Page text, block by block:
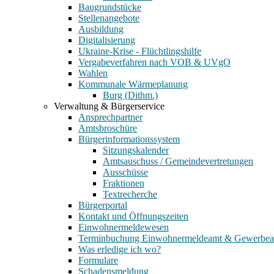
Baugrundstücke
Stellenangebote
Ausbildung
Digitalisierung
Ukraine-Krise - Flüchtlingshilfe
Vergabeverfahren nach VOB & UVgO
Wahlen
Kommunale Wärmeplanung
Burg (Dithm.)
Verwaltung & Bürgerservice
Ansprechpartner
Amtsbroschüre
Bürgerinformationssystem
Sitzungskalender
Amtsauschuss / Gemeindevertretungen
Ausschüsse
Fraktionen
Textrecherche
Bürgerportal
Kontakt und Öffnungszeiten
Einwohnermeldewesen
Terminbuchung Einwohnermeldeamt &
Was erledige ich wo?
Formulare
Schadensmeldung